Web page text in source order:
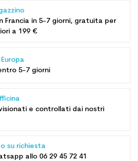
Francia in 5-7 giorni, gratuita per
a 199 €
5-7 giorni
e controllati dai nostri
su richiesta
allo 06 29 45 72 41